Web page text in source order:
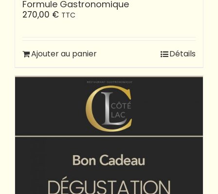
Formule Gastronomique
270,00 € TTC
Ajouter au panier Détails